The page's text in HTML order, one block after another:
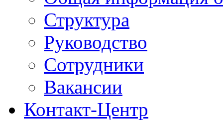
Структура
Руководство
Сотрудники
Вакансии
Контакт-Центр